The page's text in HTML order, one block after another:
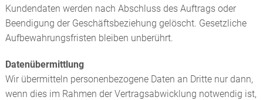
Kundendaten werden nach Abschluss des Auftrags oder
Beendigung der Geschäftsbeziehung gelöscht. Gesetzliche
Aufbewahrungsfristen bleiben unberührt.
Datenübermittlung
Wir übermitteln personenbezogene Daten an Dritte nur dann,
wenn dies im Rahmen der Vertragsabwicklung notwendig ist,